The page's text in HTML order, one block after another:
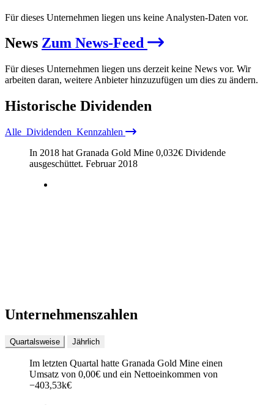
Für dieses Unternehmen liegen uns keine Analysten-Daten vor.
News Zum News-Feed
Für dieses Unternehmen liegen uns derzeit keine News vor. Wir
arbeiten daran, weitere Anbieter hinzuzufügen um dies zu ändern.
Historische Dividenden
Alle Dividenden Kennzahlen
In 2018 hat Granada Gold Mine 0,032€ Dividende
ausgeschüttet. Februar 2018
Unternehmenszahlen
Quartalsweise Jährlich
Im letzten Quartal hatte Granada Gold Mine einen
Umsatz von 0,00€ und ein Nettoeinkommen von
−403,53k€